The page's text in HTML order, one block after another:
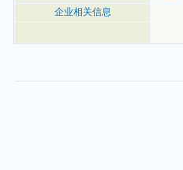
企业相关信息